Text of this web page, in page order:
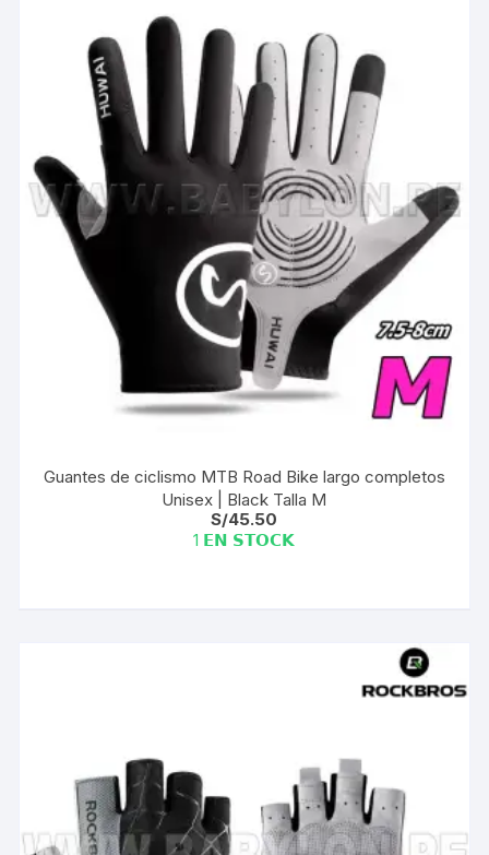
Guantes de ciclismo MTB Road Bike largo completos
Unisex | Black Talla M
S/45.50
1 𝗘𝗡 𝗦𝗧𝗢𝗖𝗞